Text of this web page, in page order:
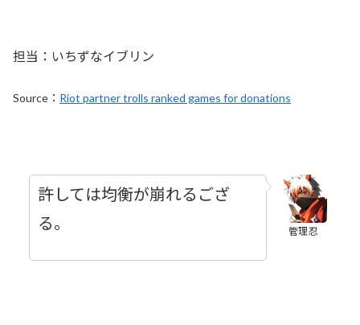
担当：いちずなイブリン
Source： Riot partner trolls ranked games for donations
管理忍
許しては均衡が崩れるござ
る。